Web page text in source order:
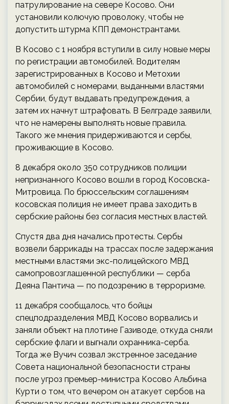
патрулирование на севере Косово. Они
установили колючую проволоку, чтобы не
допустить штурма КПП демонстрантами.
В Косово с 1 ноября вступили в силу новые меры
по регистрации автомобилей. Водителям
зарегистрированных в Косово и Метохии
автомобилей с номерами, выданными властями
Сербии, будут выдавать предупреждения, а
затем их начнут штрафовать. В Белграде заявили,
что не намерены выполнять новые правила.
Такого же мнения придерживаются и сербы,
проживающие в Косово.
8 декабря около 350 сотрудников полиции
непризнанного Косово вошли в город Косовска-
Митровица. По брюссельским соглашениям
косовская полиция не имеет права заходить в
сербские районы без согласия местных властей.
Спустя два дня начались протесты. Сербы
возвели баррикады на трассах после задержания
местными властями экс-полицейского МВД
самопровозглашенной республики — серба
Деяна Пантича — по подозрению в терроризме.
11 декабря сообщалось, что бойцы
спецподразделения МВД Косово ворвались и
заняли объект на плотине Газиводе, откуда сняли
сербские флаги и выгнали охранника-серба.
Тогда же Вучич созвал экстренное заседание
Совета национальной безопасности страны
после угроз премьер-министра Косово Альбина
Курти о том, что вечером он атакует сербов на